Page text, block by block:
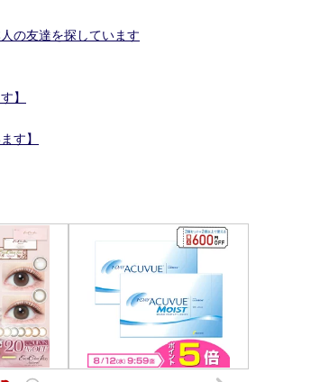
の友達を探しています
】
す】